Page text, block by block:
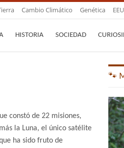
Cambio Climático Genética
HISTORIA SOCIEDAD
constó de 22 misiones,
la Luna, el único satélite
ha sido fruto de
🐾